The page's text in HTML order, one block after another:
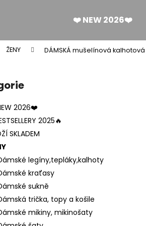
❤️ NEW 2026❤️
ŽENY DÁMSKÁ mušelínová kalhotová
2026❤️
2025🔥
SKLADEM
legíny,tepláky,kalhoty
kraťasy
sukně
trička, topy a košile
mikiny, mikinošaty
BERMUDY SILK BLACK